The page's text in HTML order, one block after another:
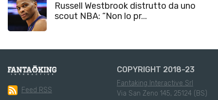
Russell Westbrook distrutto da uno
scout NBA: “Non lo pr...
Feed RSS
COPYRIGHT 2018-23
Fantaking Interactive Srl
Via San Zeno 145, 25124 (BS)